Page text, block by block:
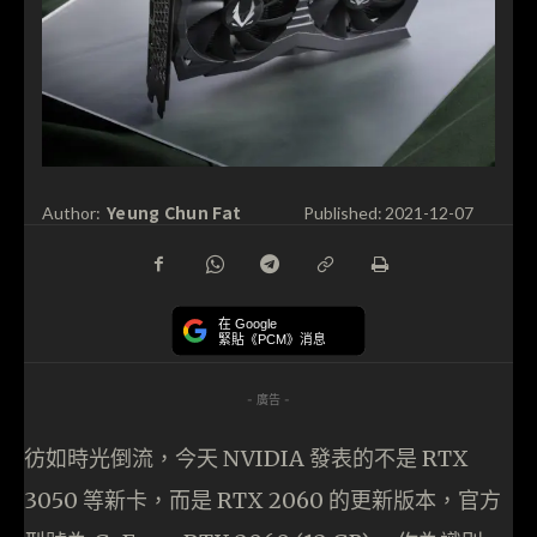
Author: Yeung Chun Fat Published:2021-12-07
在 Google
緊貼《PCM》消息
- 廣告 -
彷如時光倒流，今天 NVIDIA 發表的不是 RTX
3050 等新卡，而是 RTX 2060 的更新版本，官方